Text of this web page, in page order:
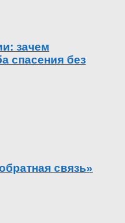
зачем
спасения без
связь»